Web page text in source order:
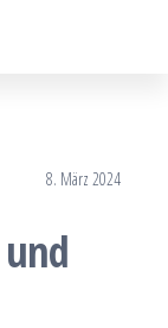
8. März 2024